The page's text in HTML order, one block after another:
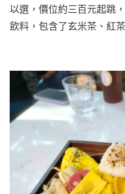
以選，價位約三百元起跳
飲料，包含了玄米茶、紅